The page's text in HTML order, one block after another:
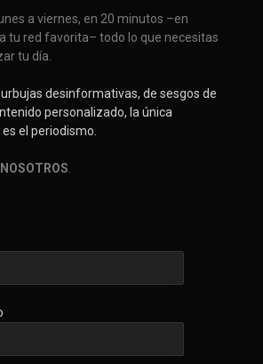
a viernes, en 20 minutos –en
tu red favorita– todo lo que necesitas
tu día.
desinformativas, de sesgos de
personalizado, la única
el periodismo.